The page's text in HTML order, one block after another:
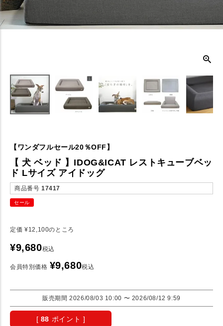
【ワンダフルセール20％OFF】
【 犬 ベッド 】IDOG&ICAT レストキューブベッ
ド Lサイズ アイドッグ
商品番号 17417
セール
定価 ¥12,100のところ
¥9,680税込
会員特別価格 ¥9,680税込
販売期間 2026/08/03 10:00 〜 2026/08/12 9:59
[ 88 ポイント ]